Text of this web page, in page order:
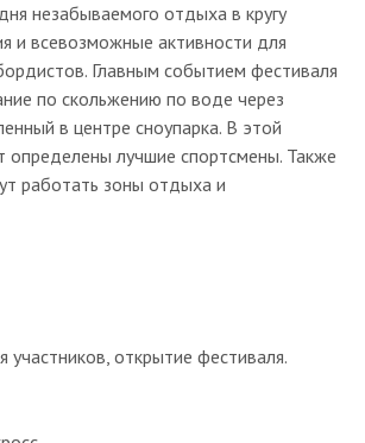
незабываемого отдыха в кругу
и всевозможные активности для
Главным событием фестиваля
по скольжению по воде через
в центре сноупарка. В этой
определены лучшие спортсмены. Также
работать зоны отдыха и
участников, открытие фестиваля.